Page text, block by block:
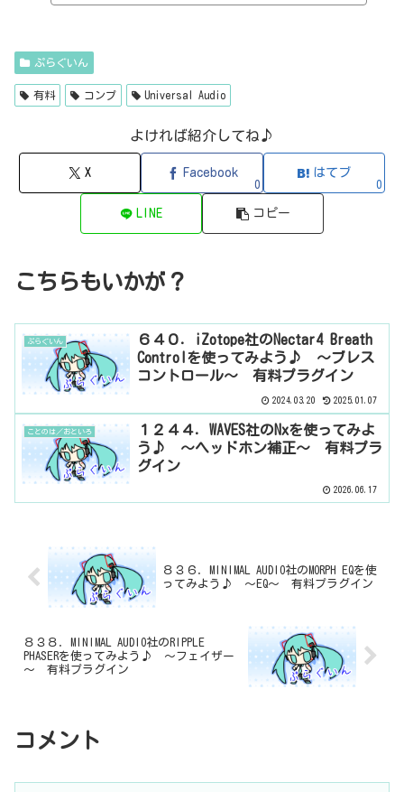
ぷらぐいん
有料 コンプ Universal Audio
よければ紹介してね♪
X Facebook
0
はてブ
0
LINE コピー
こちらもいかが？
ぷらぐいん
６４０．iZotope社のNectar4 Breath
Controlを使ってみよう♪ ～ブレス
コントロール～ 有料プラグイン
2024.03.20 2025.01.07
ことのは／おといろ
１２４４．WAVES社のNxを使ってみよ
う♪ ～ヘッドホン補正～ 有料プラ
グイン
2026.06.17
８３６．MINIMAL AUDIO社のMORPH EQを使
ってみよう♪ ～EQ～ 有料プラグイン
８３８．MINIMAL AUDIO社のRIPPLE
PHASERを使ってみよう♪ ～フェイザー
～ 有料プラグイン
コメント